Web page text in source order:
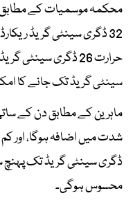
محکمہ موسمیات کے مطابق
32 ڈگری سینٹی گریڈ
سینٹی گریڈ تک جانے کا
ماہرین کے مطابق دن کے
ڈگری سینٹی گریڈ تک
محسوس ہوگی۔